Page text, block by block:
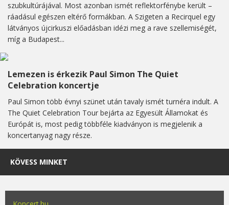
szubkultúrájával. Most azonban ismét reflektorfénybe került –
ráadásul egészen eltérő formákban. A Szigeten a Recirquel egy
látványos újcirkuszi előadásban idézi meg a rave szellemiségét,
míg a Budapest...
Lemezen is érkezik Paul Simon The Quiet
Celebration koncertje
Paul Simon több évnyi szünet után tavaly ismét turnéra indult. A
The Quiet Celebration Tour bejárta az Egyesült Államokat és
Európát is, most pedig többféle kiadványon is megjelenik a
koncertanyag nagy része.
KÖVESS MINKET